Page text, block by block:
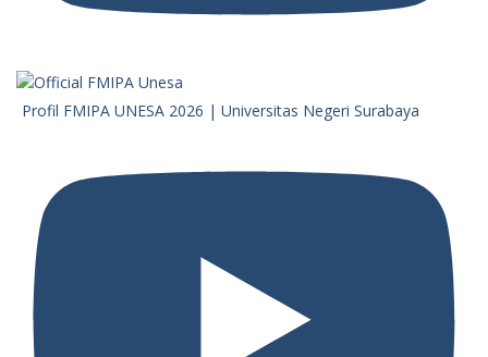
Profil FMIPA UNESA 2026 | Universitas Negeri Surabaya